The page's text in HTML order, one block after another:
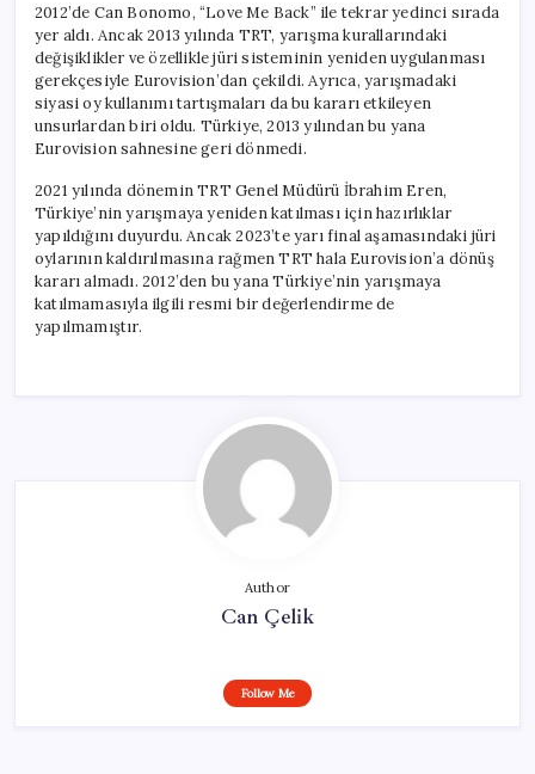
2012’de Can Bonomo, “Love Me Back” ile tekrar yedinci sırada
yer aldı. Ancak 2013 yılında TRT, yarışma kurallarındaki
değişiklikler ve özellikle jüri sisteminin yeniden uygulanması
gerekçesiyle Eurovision’dan çekildi. Ayrıca, yarışmadaki
siyasi oy kullanımı tartışmaları da bu kararı etkileyen
unsurlardan biri oldu. Türkiye, 2013 yılından bu yana
Eurovision sahnesine geri dönmedi.
2021 yılında dönemin TRT Genel Müdürü İbrahim Eren,
Türkiye’nin yarışmaya yeniden katılması için hazırlıklar
yapıldığını duyurdu. Ancak 2023’te yarı final aşamasındaki jüri
oylarının kaldırılmasına rağmen TRT hala Eurovision’a dönüş
kararı almadı. 2012’den bu yana Türkiye’nin yarışmaya
katılmamasıyla ilgili resmi bir değerlendirme de
yapılmamıştır.
Author
Can Çelik
Follow Me